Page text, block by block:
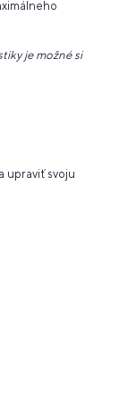
je možné si
upraviť svoju